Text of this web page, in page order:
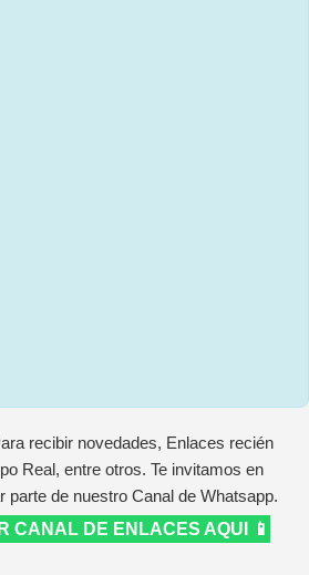
recibir novedades, Enlaces recién
Real, entre otros. Te invitamos en
parte de nuestro Canal de Whatsapp.
CANAL DE ENLACES AQUI 📱